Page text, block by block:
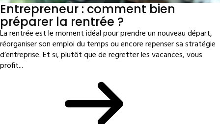
Entrepreneur : comment bien
préparer la rentrée ?
La rentrée est le moment idéal pour prendre un nouveau départ,
réorganiser son emploi du temps ou encore repenser sa stratégie
d’entreprise. Et si, plutôt que de regretter les vacances, vous
profit...